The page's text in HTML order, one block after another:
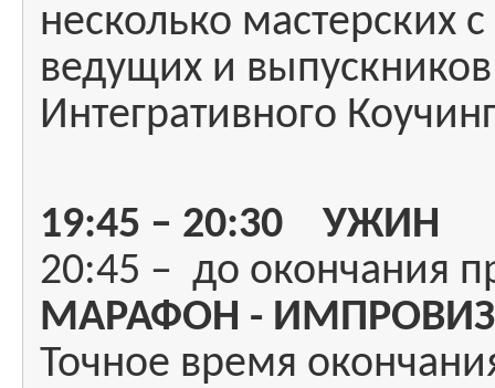
несколько мастерских
ведущих и
Интегративного
19:45 – 20:30 УЖИН
20:45 – до окончания
МАРАФОН -
Точное время